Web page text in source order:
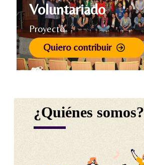
Voluntariado
Proyecto
Quiero contribuir
¿Quiénes somos?